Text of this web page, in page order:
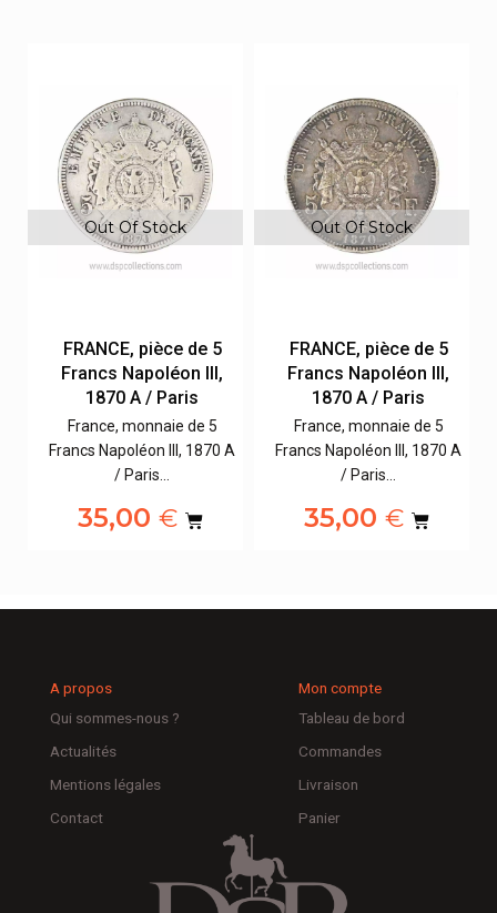
Out Of Stock
FRANCE, pièce de 5
Francs Napoléon III,
1870 A / Paris
France, monnaie de 5
Francs Napoléon III, 1870 A
/ Paris…
35,00€
Out Of Stock
FRANCE, pièce de 5
Francs Napoléon III,
1870 A / Paris
France, monnaie de 5
Francs Napoléon III, 1870 A
/ Paris…
35,00€
A propos
Qui sommes-nous ?
Actualités
Mentions légales
Contact
Mon compte
Tableau de bord
Commandes
Livraison
Panier